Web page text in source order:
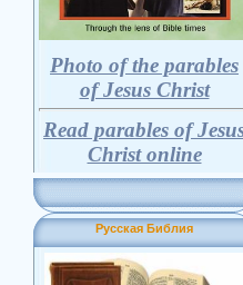
Photo of the parables
of Jesus Christ
Read parables of
Christ online
Русская Библия